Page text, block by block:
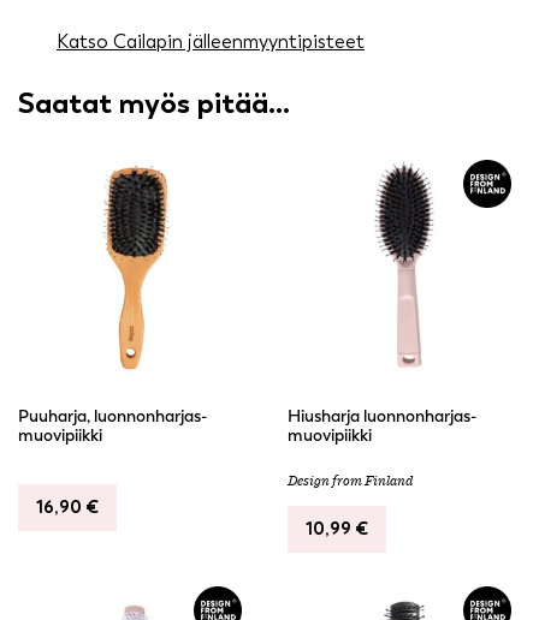
Katso Cailapin jälleenmyyntipisteet
Saatat myös pitää...
Puuharja, luonnonharjas-
muovipiikki
16,90 €
Hiusharja luonnonharjas-
muovipiikki
Design from Finland
10,99 €